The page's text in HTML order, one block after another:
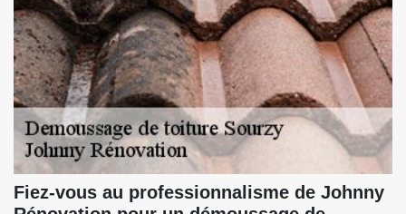
Fiez-vous au professionnalisme de Johnny